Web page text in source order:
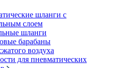
шланги с
слоем
шланги
барабаны
воздуха
для пневматических